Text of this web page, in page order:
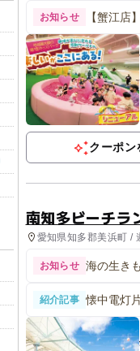
お知らせ 【蟹江店
クーポン
南知多ビーチラ
愛知県知多郡美浜町 /
お知らせ 海の生き
紹介記事
懐中電灯